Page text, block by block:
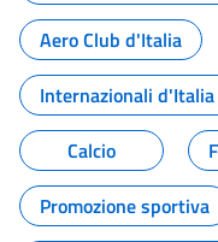
Aero Club d'Italia
Internazionali
Calcio
Promozione sportiva